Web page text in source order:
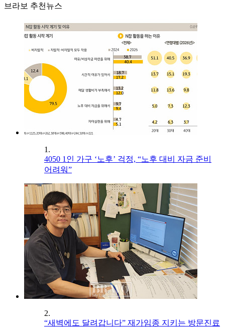
브라보 추천뉴스
1.
4050 1인 가구 ‘노후’ 걱정, “노후 대비 자금 준비
어려워”
2.
“새벽에도 달려갑니다” 재가임종 지키는 방문진료